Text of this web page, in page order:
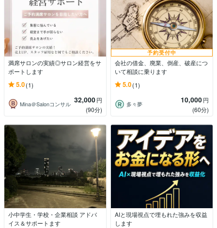
満席サロンの実績◎サロン経営をサ
ポートします
5.0(1)
Mina＠Salonコンサル 32,000円
(90分)
予約受付中
会社の借金、廃業、倒産、破産につ
いて相談に乗ります
5.0(1)
多々夢 10,000円
(60分)
小中学生・学校・企業相談 アドバ
イス＆サポートます
AIと現場視点で埋もれた強みを収益
します